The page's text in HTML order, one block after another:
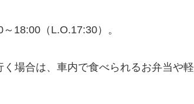
18:00（L.O.17:30）。
場合は、車内で食べられるお弁当や軽